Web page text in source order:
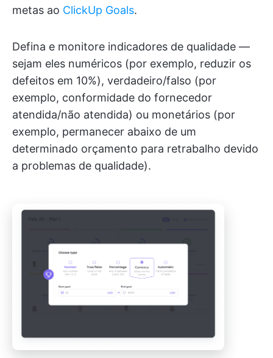
metas ao ClickUp Goals.
Defina e monitore indicadores de qualidade —
sejam eles numéricos (por exemplo, reduzir os
defeitos em 10%), verdadeiro/falso (por
exemplo, conformidade do fornecedor
atendida/não atendida) ou monetários (por
exemplo, permanecer abaixo de um
determinado orçamento para retrabalho devido
a problemas de qualidade).